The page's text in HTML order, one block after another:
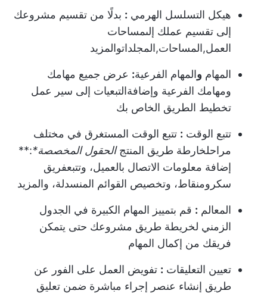
هيكل التسلسل الهرمي : بدلًا من تقسيم مشروعك
إلى تقسيم عملك إلىمساحات
العمل,المساحات,المجلداتوالمزيد
المهام والمهام الفرعية: عرض جميع مهامك
ومهامك الفرعية وإضافةالتبعيات إلى سير عمل
تخطيط الطريق الخاص بك
تتبع الوقت : تتبع الوقت المستغرق في مختلف
مراحلخارطة طريق المنتج الحقول المخصصة*
:**
إضافة معلومات الاتصال بالعميل، وتتبعفريق
سكرومنقاط، وتخصيص القوائم المنسدلة، والمزيد
المعالم : قم بتمييز المهام الكبيرة في الجدول
الزمني لخريطة طريق مشروعك حتى يتمكن
فريقك من إكمال المهام
تعيين التعليقات : تفويض العمل على الفور عن
طريق إنشاء عنصر إجراء مباشرة ضمن تعليق